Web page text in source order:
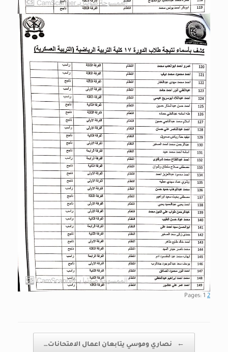
Pages: 1 2
← نصاري وموسي يتابعان اعمال الامتحانات…